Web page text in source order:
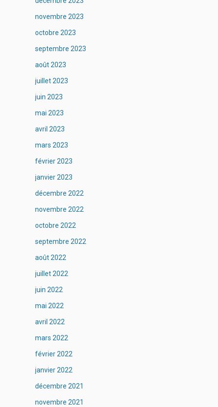
novembre 2023
octobre 2023
septembre 2023
août 2023
juillet 2023
juin 2023
mai 2023
avril 2023
mars 2023
février 2023
janvier 2023
décembre 2022
novembre 2022
octobre 2022
septembre 2022
août 2022
juillet 2022
juin 2022
mai 2022
avril 2022
mars 2022
février 2022
janvier 2022
décembre 2021
novembre 2021